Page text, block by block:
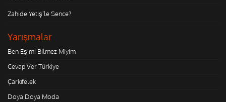
Zahide Yetiş'le Sence?
Yarışmalar
Ben Eşimi Bilmez Miyim
Cevap Ver Türkiye
Çarkıfelek
Doya Doya Moda